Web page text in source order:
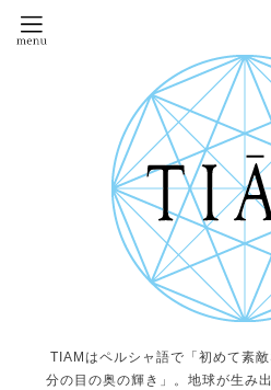
TIAMはペルシャ語で「初めて素
分の目の奥の輝き」。地球が生み